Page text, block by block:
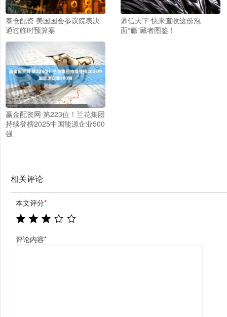
泰仓配资 美国国会参议院表决
通过临时预算案
鼎信天下 快来查收这份泡
面“瘾”藏者图鉴！
赢金配资网 第223位！兰花集团
持续登榜2025中国能源企业500
强
相关评论
本文评分*
评论内容*